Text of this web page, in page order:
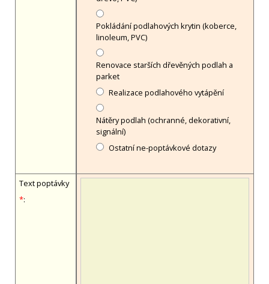
Pokládání podlahových krytin (koberce,
linoleum, PVC)
Renovace starších dřevěných podlah a
parket
Realizace podlahového vytápění
Nátěry podlah (ochranné, dekorativní,
signální)
Ostatní ne-poptávkové dotazy
Text poptávky
*: